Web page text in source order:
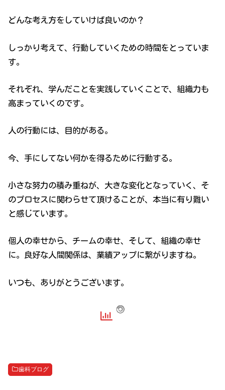
どんな考え方をしていけば良いのか？
しっかり考えて、行動していくための時間をとっていま
す。
それぞれ、学んだことを実践していくことで、組織力も
高まっていくのです。
人の行動には、目的がある。
今、手にしてない何かを得るために行動する。
小さな努力の積み重ねが、大きな変化となっていく、そ
のプロセスに関わらせて頂けることが、本当に有り難い
と感じています。
個人の幸せから、チームの幸せ、そして、組織の幸せ
に。良好な人間関係は、業績アップに繋がりますね。
いつも、ありがとうございます。
歯科ブログ